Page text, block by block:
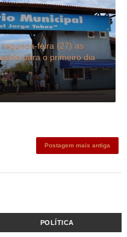
feira (27) as
para o primeiro dia
Postagem mais antiga
POLÍTICA